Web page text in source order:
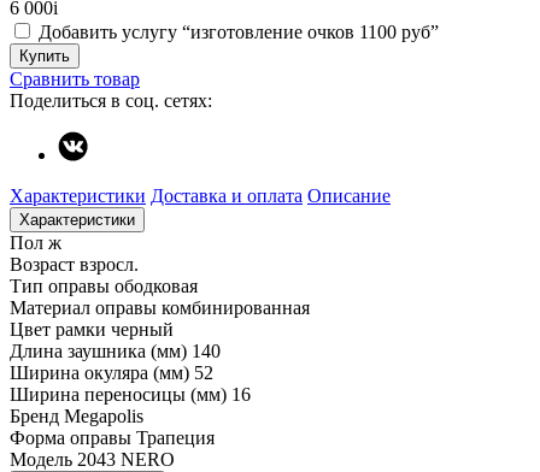
6 000i
Добавить услугу “изготовление очков 1100 руб”
Купить
Сравнить товар
Поделиться в соц. сетях:
Характеристики Доставка и оплата Описание
Характеристики
Пол ж
Возраст взросл.
Тип оправы ободковая
Материал оправы комбинированная
Цвет рамки черный
Длина заушника (мм) 140
Ширина окуляра (мм) 52
Ширина переносицы (мм) 16
Бренд Megapolis
Форма оправы Трапеция
Модель 2043 NERO